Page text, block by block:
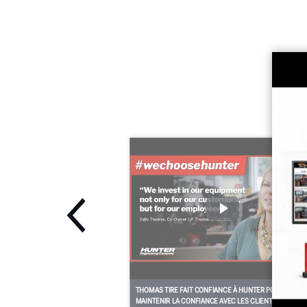
THOMAS TIRE FAIT CONFIANCE À HUNTER POUR
MAINTENIR LA CONFIANCE AVEC LES CLIENTS HD ET